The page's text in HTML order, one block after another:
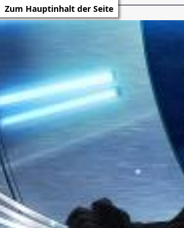
Zum Hauptinhalt der Seite